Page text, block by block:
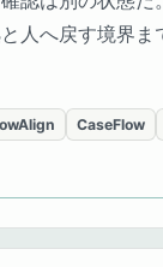
人へ戻す境界ま
CaseFlow